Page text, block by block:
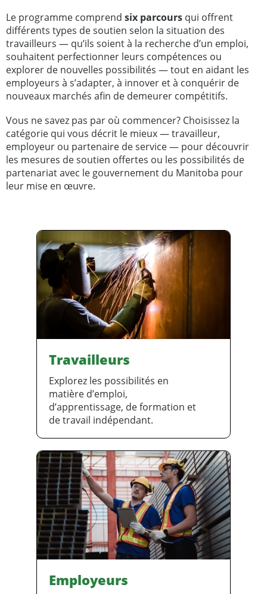
Le programme comprend six parcours qui offrent
différents types de soutien selon la situation des
travailleurs — qu’ils soient à la recherche d’un emploi,
souhaitent perfectionner leurs compétences ou
explorer de nouvelles possibilités — tout en aidant les
employeurs à s’adapter, à innover et à conquérir de
nouveaux marchés afin de demeurer compétitifs.
Vous ne savez pas par où commencer? Choisissez la
catégorie qui vous décrit le mieux — travailleur,
employeur ou partenaire de service — pour découvrir
les mesures de soutien offertes ou les possibilités de
partenariat avec le gouvernement du Manitoba pour
leur mise en œuvre.
Travailleurs
Explorez les possibilités en
matière d’emploi,
d’apprentissage, de formation et
de travail indépendant.
Employeurs